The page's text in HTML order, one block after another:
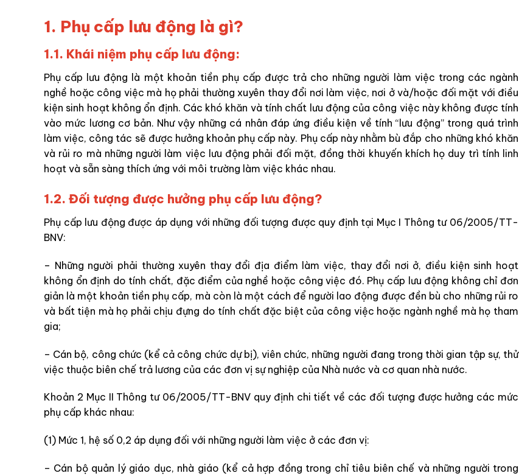
1. Phụ cấp lưu động là gì?
1.1. Khái niệm phụ cấp lưu động:
Phụ cấp lưu động là một khoản tiền phụ cấp được trả cho những người làm việc trong các ngành
nghề hoặc công việc mà họ phải thường xuyên thay đổi nơi làm việc, nơi ở và/hoặc đối mặt với điều
kiện sinh hoạt không ổn định. Các khó khăn và tính chất lưu động của công việc này không được tính
vào mức lương cơ bản. Như vậy những cá nhân đáp ứng điều kiện về tính “lưu động” trong quá trình
làm việc, công tác sẽ được hưởng khoản phụ cấp này. Phụ cấp này nhằm bù đắp cho những khó khăn
và rủi ro mà những người làm việc lưu động phải đối mặt, đồng thời khuyến khích họ duy trì tính linh
hoạt và sẵn sàng thích ứng với môi trường làm việc khác nhau.
1.2. Đối tượng được hưởng phụ cấp lưu động?
Phụ cấp lưu động được áp dụng với những đối tượng được quy định tại Mục I Thông tư 06/2005/TT-
BNV:
– Những người phải thường xuyên thay đổi địa điểm làm việc, thay đổi nơi ở, điều kiện sinh hoạt
không ổn định do tính chất, đặc điểm của nghề hoặc công việc đó. Phụ cấp lưu động không chỉ đơn
giản là một khoản tiền phụ cấp, mà còn là một cách để người lao động được đền bù cho những rủi ro
và bất tiện mà họ phải chịu đựng do tính chất đặc biệt của công việc hoặc ngành nghề mà họ tham
gia;
– Cán bộ, công chức (kể cả công chức dự bị), viên chức, những người đang trong thời gian tập sự, thử
việc thuộc biên chế trả lương của các đơn vị sự nghiệp của Nhà nước và cơ quan nhà nước.
Khoản 2 Mục II Thông tư 06/2005/TT-BNV quy định chi tiết về các đối tượng được hưởng các mức
phụ cấp khác nhau:
(1) Mức 1, hệ số 0,2 áp dụng đối với những người làm việc ở các đơn vị:
– Cán bộ quản lý giáo dục, nhà giáo (kể cả hợp đồng trong chỉ tiêu biên chế và những người trong